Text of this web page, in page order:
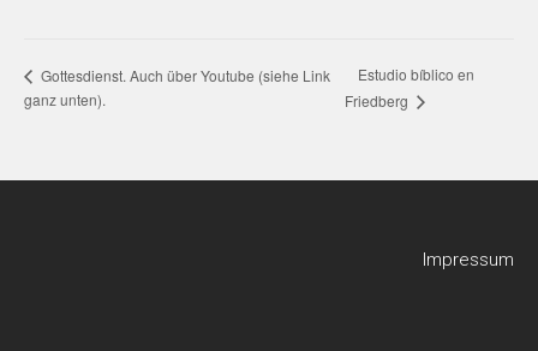
Gottesdienst. Auch über Youtube (siehe Link
ganz unten).
Estudio bíblico en
Friedberg
Impressum